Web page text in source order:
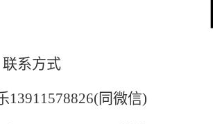
联系方式
13911578826(同微信)